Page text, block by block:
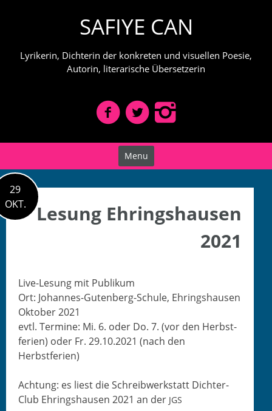
SAFIYE CAN
Lyrikerin, Dichterin der konkreten und visuellen Poesie,
Autorin, literarische Übersetzerin
Menu
29
OKT.
Lesung Ehringshausen
2021
Live-Lesung mit Publikum
Ort: Johannes-Guten­berg-Schule, Ehringshausen
Okto­ber 2021
evtl. Ter­mine: Mi. 6. oder Do. 7. (vor den Herb­st­
fe­rien) oder Fr. 29.10.2021 (nach den
Herbstferien)
Achtung: es liest die Schreib­w­erk­statt Dichter-
Club Ehring­shausen 2021 an der JGS